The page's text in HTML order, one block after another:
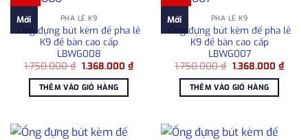
Mới PHA LÊ K9
Ống đựng bút kèm đế pha lê
K9 để bàn cao cấp
LBWG008
1.750.000₫ Giá
là:
1.750.000 ₫.
1.368.000 ₫Giá
hiện
1.368.000 ₫.
THÊM VÀO GIỎ HÀNG
Mới PHA LÊ K9
Ống đựng bút kèm đế pha lê
K9 để bàn cao cấp
LBWG007
1.750.000₫ Giá
là:
1.750.000 ₫.
1.368.000 ₫Giá
hiện
THÊM VÀO GIỎ HÀNG